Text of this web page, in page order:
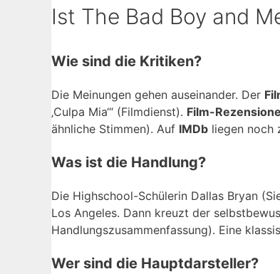
Ist The Bad Boy and
Wie sind die Kritiken?
Die Meinungen gehen auseinander. Der
‚Culpa Mia‘“ (Filmdienst). Film-
ähnliche Stimmen). Auf IMDb liegen noch
Was ist die Handlung?
Die Highschool-Schülerin Dallas Bryan
Los Angeles. Dann kreuzt der
Handlungszusammenfassung). Eine
Wer sind die Hauptdarsteller?